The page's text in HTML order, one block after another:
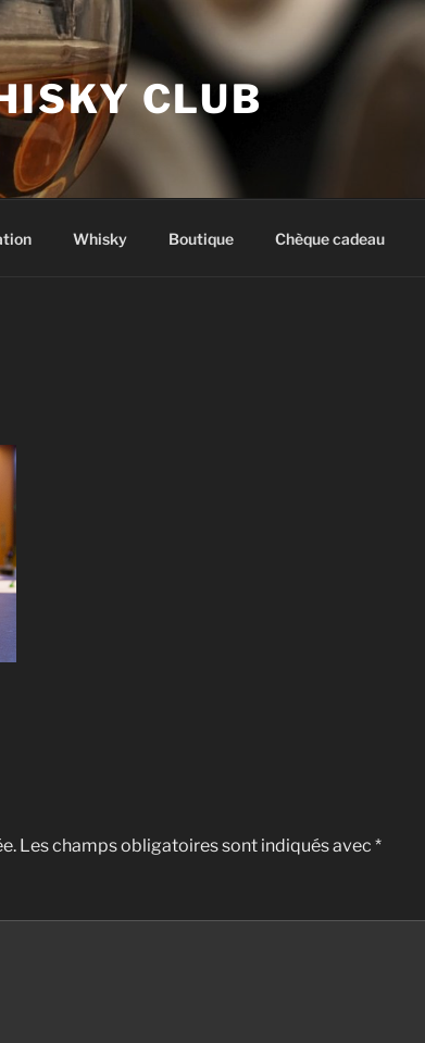
CLUB
Whisky Boutique Chèque cadeau
Les champs obligatoires sont indiqués avec *